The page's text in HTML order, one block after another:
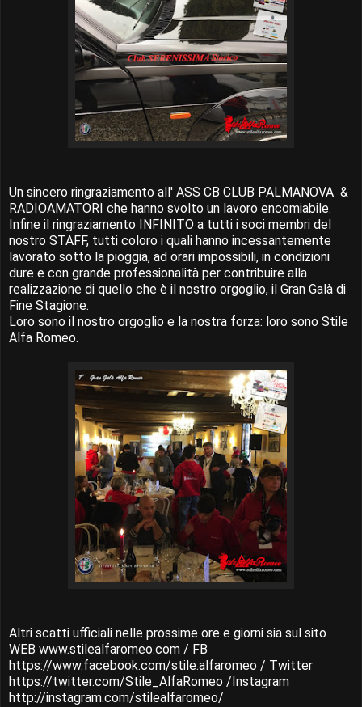
Un sincero ringraziamento all' ASS CB CLUB PALMANOVA &
RADIOAMATORI che hanno svolto un lavoro encomiabile.
Infine il ringraziamento INFINITO a tutti i soci membri del
nostro STAFF, tutti coloro i quali hanno incessantemente
lavorato sotto la pioggia, ad orari impossibili, in condizioni
dure e con grande professionalità per contribuire alla
realizzazione di quello che è il nostro orgoglio, il Gran Galà di
Fine Stagione.
Loro sono il nostro orgoglio e la nostra forza: loro sono Stile
Alfa Romeo.
Altri scatti ufficiali nelle prossime ore e giorni sia sul sito
WEB www.stilealfaromeo.com / FB
https://www.facebook.com/stile.alfaromeo / Twitter
https://twitter.com/Stile_AlfaRomeo /Instagram
http://instagram.com/stilealfaromeo/